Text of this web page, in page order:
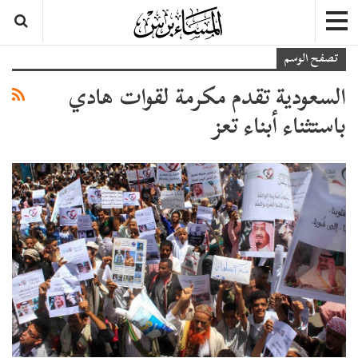
تصفح الوسم
السعودية تقدم مكرمة لقوات هادي
باستثناء أبناء تعز